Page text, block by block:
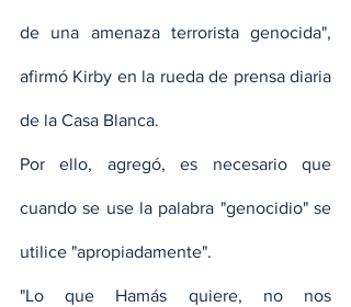
de una amenaza terrorista genocida",
afirmó Kirby en la rueda de prensa diaria
de la Casa Blanca.
Por ello, agregó, es necesario que
cuando se use la palabra "genocidio" se
utilice "apropiadamente".
"Lo que Hamás quiere, no nos